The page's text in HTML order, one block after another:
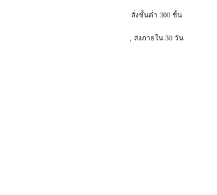
สั่งขั้นต่ำ 300 ชิ้น
, ส่งภายใน 30 วัน